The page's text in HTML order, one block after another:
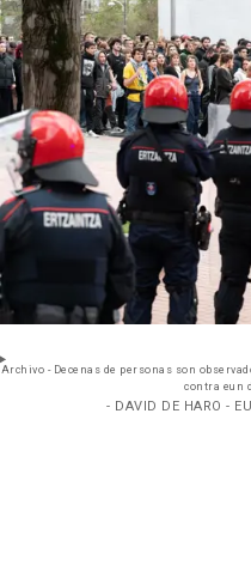
Archivo - Decenas de personas son
contra eun
- DAVID DE HARO -